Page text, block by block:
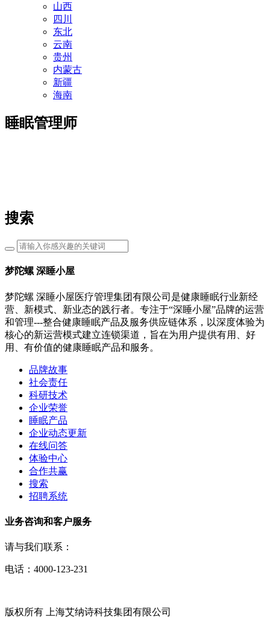
山西
四川
东北
云南
贵州
内蒙古
新疆
海南
睡眠管理师
搜索
梦陀螺 深睡小屋
梦陀螺 深睡小屋医疗管理集团有限公司是健康睡眠行业新经
营、新模式、新业态的践行者。专注于“深睡小屋”品牌的运营
和管理---整合健康睡眠产品及服务供应链体系，以深度体验为
核心的新运营模式建立连锁渠道，旨在为用户提供有用、好
用、有价值的健康睡眠产品和服务。
品牌故事
社会责任
科研技术
企业荣誉
睡眠产品
企业动态更新
在线问答
体验中心
合作共赢
搜索
招聘系统
业务咨询和客户服务
请与我们联系：
电话：4000-123-231
版权所有 上海艾纳诗科技集团有限公司